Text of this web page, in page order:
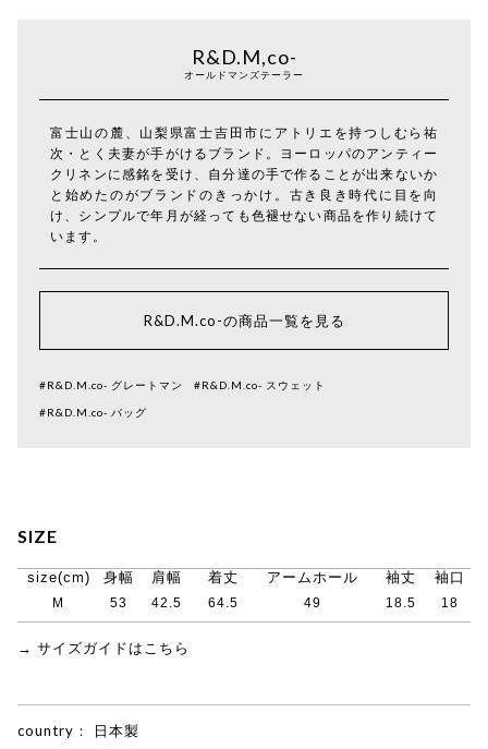
R&D.M,co-
オールドマンズテーラー
富士山の麓、山梨県富士吉田市にアトリエを持つしむら祐
次・とく夫妻が手がけるブランド。ヨーロッパのアンティー
クリネンに感銘を受け、自分達の手で作ることが出来ないか
と始めたのがブランドのきっかけ。古き良き時代に目を向
け、シンプルで年月が経っても色褪せない商品を作り続けて
います。
R&D.M.co-の商品一覧を見る
#R&D.M.co- グレートマン #R&D.M.co- スウェット
#R&D.M.co- バッグ
SIZE
size(cm) 身幅 肩幅 着丈 アームホール 袖丈 袖口
M 53 42.5 64.5 49 18.5 18
→ サイズガイドはこちら
country： 日本製